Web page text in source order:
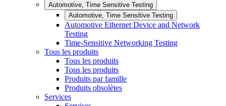
Automotive, Time Sensitive Testing
Automotive, Time Sensitive Testing
Automotive Ethernet Device and Network
Testing
Time-Sensitive Networking Testing
Tous les produits
Tous les produits
Tous les produits
Produits par famille
Produits obsolètes
Services